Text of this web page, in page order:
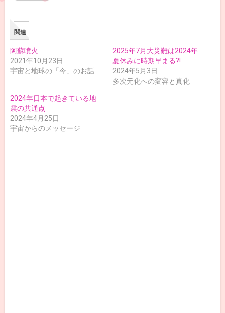
関連
阿蘇噴火
2021年10月23日
宇宙と地球の「今」のお話
2025年7月大災難は2024年
夏休みに時期早まる?!
2024年5月3日
多次元化への変容と真化
2024年日本で起きている地
震の共通点
2024年4月25日
宇宙からのメッセージ